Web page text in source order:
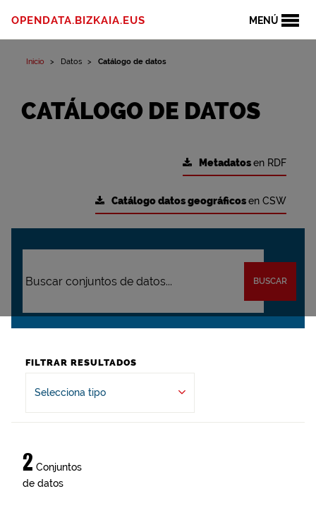
MENÚ
OPENDATA.BIZKAIA.EUS
Inicio Datos Catálogo de datos
CATÁLOGO DE DATOS
Metadatosen RDF
Catálogo datos geográficosen CSW
BUSCAR
FILTRAR RESULTADOS
Selecciona tipo
2 Conjuntos
de datos